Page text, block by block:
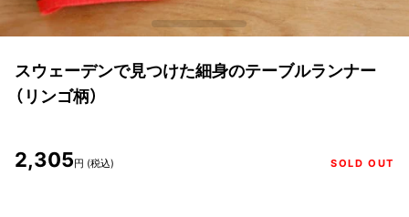
スウェーデンで見つけた細身のテーブルランナー
（リンゴ柄）
2,305円 (税込) SOLD OUT